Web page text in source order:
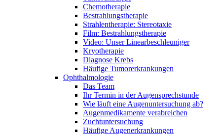
Chemotherapie
Bestrahlungstherapie
Strahlentherapie: Stereotaxie
Film: Bestrahlungstherapie
Video: Unser Linearbeschleuniger
Kryotherapie
Diagnose Krebs
Häufige Tumorerkrankungen
Ophthalmologie
Das Team
Ihr Termin in der Augensprechstunde
Wie läuft eine Augenuntersuchung ab?
Augenmedikamente verabreichen
Zuchtuntersuchung
Häufige Augenerkrankungen